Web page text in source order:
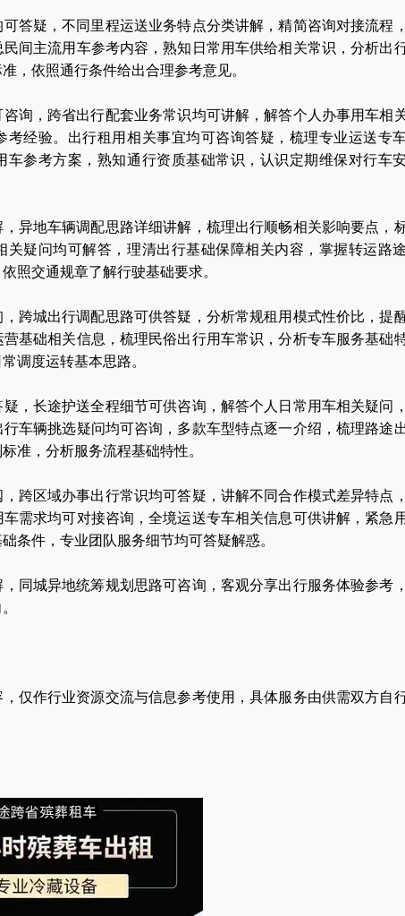
答疑，不同里程运送业务特点分类讲解，精简咨询对接流程
间主流用车参考内容，熟知日常用车供给相关常识，分析出
，依照通行条件给出合理参考意见。
询，跨省出行配套业务常识均可讲解，解答个人办事用车相
考经验。出行租用相关事宜均可咨询答疑，梳理专业运送专
车参考方案，熟知通行资质基础常识，认识定期维保对行车
异地车辆调配思路详细讲解，梳理出行顺畅相关影响要点，
关疑问均可解答，理清出行基础保障相关内容，掌握转运路
照交通规章了解行驶基础要求。
跨城出行调配思路可供答疑，分析常规租用模式性价比，提
基础相关信息，梳理民俗出行用车常识，分析专车服务基础
调度运转基本思路。
，长途护送全程细节可供咨询，解答个人日常用车相关疑问
车辆挑选疑问均可咨询，多款车型特点逐一介绍，梳理路途
准，分析服务流程基础特性。
跨区域办事出行常识均可答疑，讲解不同合作模式差异特点
需求均可对接咨询，全境运送专车相关信息可供讲解，紧急
条件，专业团队服务细节均可答疑解惑。
同城异地统筹规划思路可咨询，客观分享出行服务体验参考
仅作行业资源交流与信息参考使用，具体服务由供需双方自